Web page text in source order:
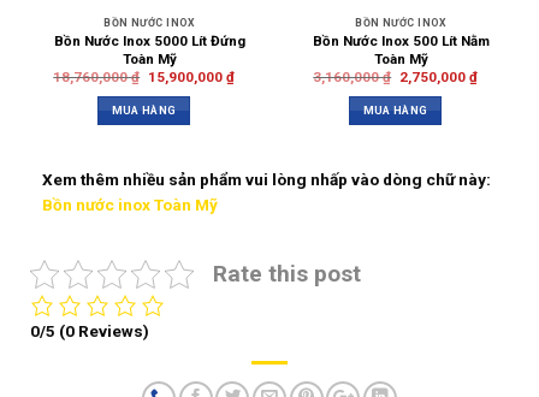
BỒN NƯỚC INOX
Bồn Nước Inox 5000 Lít Đứng
Toàn Mỹ
18,760,000₫ 15,900,000 ₫
MUA HÀNG
BỒN NƯỚC INOX
Bồn Nước Inox 500 Lít Nằm
Toàn Mỹ
3,160,000₫ 2,750,000 ₫
MUA HÀNG
Xem thêm nhiều sản phẩm vui lòng nhấp vào dòng chữ này:
Bồn nước inox Toàn Mỹ
Rate this post
0/5 (0 Reviews)